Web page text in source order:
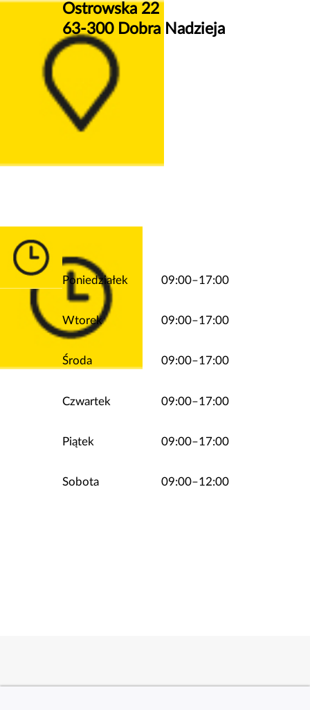
Ostrowska 22
63-300 Dobra Nadzieja
Poniedziałek 09:00–17:00
Wtorek 09:00–17:00
Środa 09:00–17:00
Czwartek 09:00–17:00
Piątek 09:00–17:00
Sobota 09:00–12:00